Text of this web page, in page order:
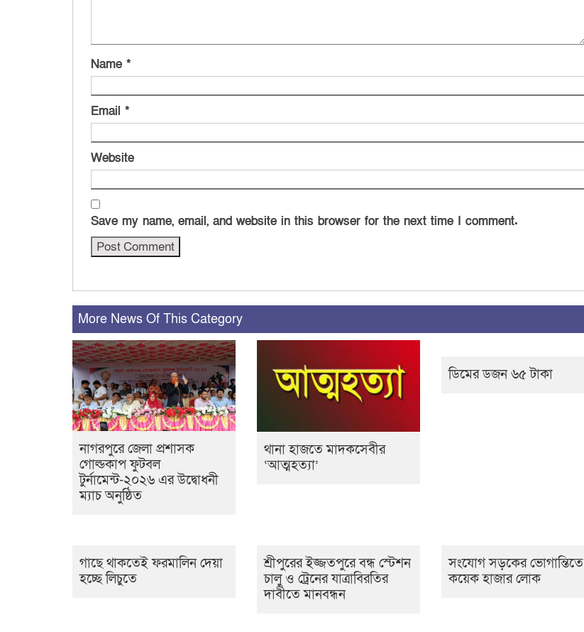
Name *
Email *
Website
Save my name, email, and website in this browser for the next time I comment.
More News Of This Category
নাগরপুরে জেলা প্রশাসক
গোল্ডকাপ ফুটবল
টুর্নামেন্ট-২০২৬ এর উদ্বোধনী
ম্যাচ অনুষ্ঠিত
থানা হাজতে মাদকসেবীর
‘আত্মহত্যা’
ডিমের ডজন ৬৫ টাকা
গাছে থাকতেই ফরমালিন দেয়া
হচ্ছে লিচুতে
শ্রীপুরের ইজ্জতপুরে বন্ধ স্টেশন
চালু ও ট্রেনের যাত্রাবিরতির
দাবীতে মানবন্ধন
সংযোগ সড়কের ভোগান্তিতে
কয়েক হাজার লোক